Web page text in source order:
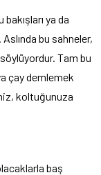
ya da
bu sahneler,
Tam bu
çay demlemek
koltuğunuza
baş